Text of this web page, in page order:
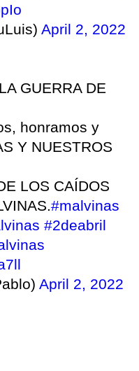
April 2, 2022
GUERRA DE
honramos y
Y NUESTROS
LOS CAÍDOS
#malvinas
#2deabril
April 2, 2022